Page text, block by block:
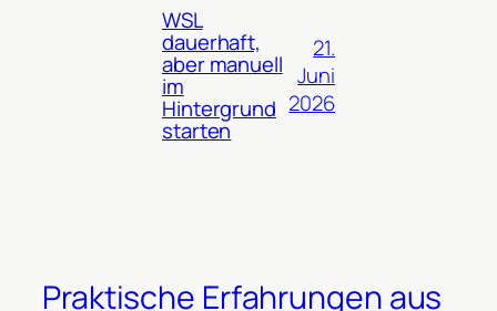
WSL
dauerhaft,
aber manuell
im
Hintergrund
starten
21.
Juni
2026
Praktische Erfahrungen aus